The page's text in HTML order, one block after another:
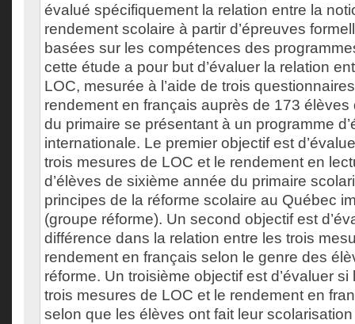
évalué spécifiquement la relation entre la
rendement scolaire à partir d’épreuves
basées sur les compétences des
cette étude a pour but d’évaluer la relation
LOC, mesurée à l’aide de trois
rendement en français auprès de 173
du primaire se présentant à un programme
internationale. Le premier objectif est
trois mesures de LOC et le rendement en
d’élèves de sixième année du primaire
principes de la réforme scolaire au Québec
(groupe réforme). Un second objectif est
différence dans la relation entre les trois
rendement en français selon le genre des
réforme. Un troisième objectif est d’évaluer
trois mesures de LOC et le rendement en
selon que les élèves ont fait leur